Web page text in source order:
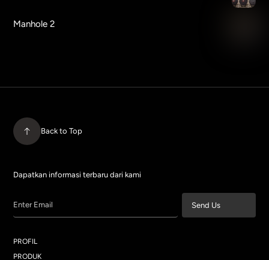
Manhole 2
Back to Top
Dapatkan informasi terbaru dari kami
Enter Email Send Us
PROFIL
PRODUK